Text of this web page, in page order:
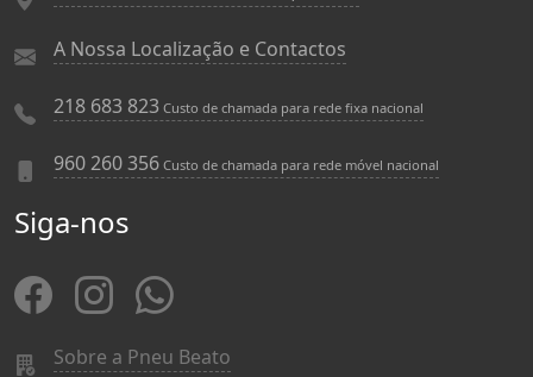
A Nossa Localização e Contactos
218 683 823 Custo de chamada para rede fixa nacional
960 260 356 Custo de chamada para rede móvel nacional
Siga-nos
Sobre a Pneu Beato